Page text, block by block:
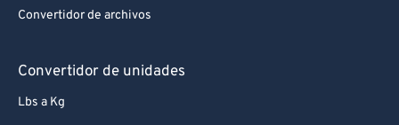
Convertidor de archivos
Convertidor de unidades
Lbs a Kg